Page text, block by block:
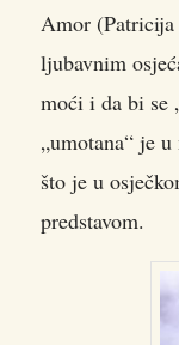
Amor (Patricija
ljubavnim
moći i da bi se
„umotana“ je
što je u
predstavom.